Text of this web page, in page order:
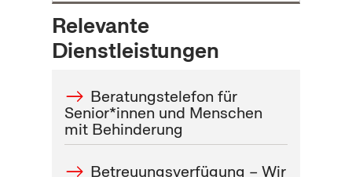
Relevante
Dienstleistungen
Beratungstelefon für
Senior*innen und Menschen
mit Behinderung
Betreuungsverfügung – Wir